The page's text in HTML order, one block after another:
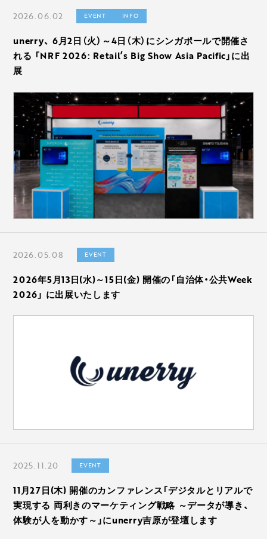
2026.06.02 EVENT INFO
unerry、 6月2日（火）～4日（木）にシンガポールで開催さ
れる 「NRF 2026: Retail’s Big Show Asia Pacific」に出
展
2026.05.08 EVENT
2026年5月13日(水)～15日(金) 開催の「自治体・公共Week
2026」 に出展いたします
2025.11.20 EVENT
11月27日(木) 開催のカンファレンス「デジタルとリアルで
実現する 両利きのマーケティング戦略 ～データが導き、
体験が人を動かす～」にunerry吉原が登壇します